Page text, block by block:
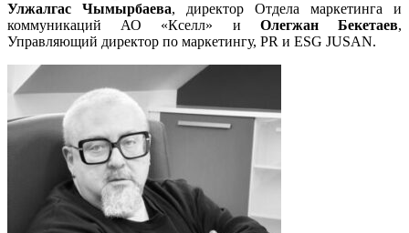
Улжалгас Чымырбаева, директор Отдела маркетинга и
коммуникаций АО «Кселл» и Олегжан Бекетаев,
Управляющий директор по маркетингу, PR и ESG JUSAN.